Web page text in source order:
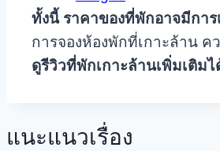
ทั้งนี้ ราคาของที่พักอาจมีกา
การจองห้องพักที่เกาะล้าน คว
ดูรีวิวที่พักเกาะล้านเพิ่มเติม
แนะแนวเรื่อง